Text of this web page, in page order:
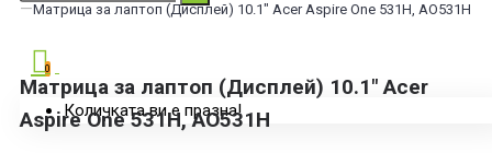
0
Количката ви е празна!
Матрица за лаптоп (Дисплей) 10.1" Acer Aspire One 531H, AO531H
Матрица за лаптоп (Дисплей) 10.1" Acer
Aspire One 531H, AO531H